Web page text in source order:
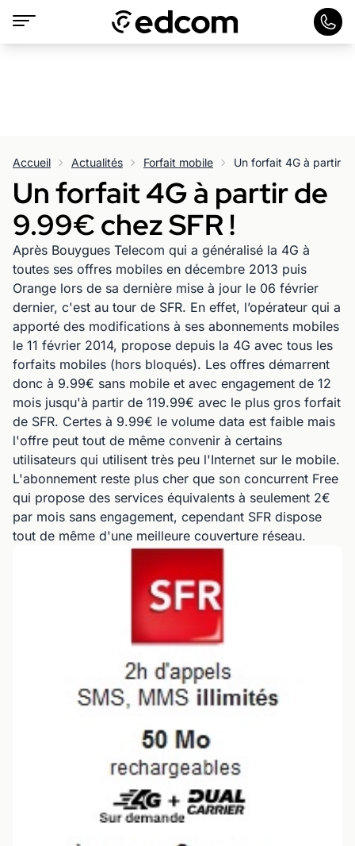
Accueil Actualités Forfait mobile Un forfait 4G à partir
Un forfait 4G à partir de
9.99€ chez SFR !
Après Bouygues Telecom qui a généralisé la 4G à
toutes ses offres mobiles en décembre 2013 puis
Orange lors de sa dernière mise à jour le 06 février
dernier, c'est au tour de SFR. En effet, l’opérateur qui a
apporté des modifications à ses abonnements mobiles
le 11 février 2014, propose depuis la 4G avec tous les
forfaits mobiles (hors bloqués). Les offres démarrent
donc à 9.99€ sans mobile et avec engagement de 12
mois jusqu'à partir de 119.99€ avec le plus gros forfait
de SFR. Certes à 9.99€ le volume data est faible mais
l'offre peut tout de même convenir à certains
utilisateurs qui utilisent très peu l'Internet sur le mobile.
L'abonnement reste plus cher que son concurrent Free
qui propose des services équivalents à seulement 2€
par mois sans engagement, cependant SFR dispose
tout de même d'une meilleure couverture réseau.